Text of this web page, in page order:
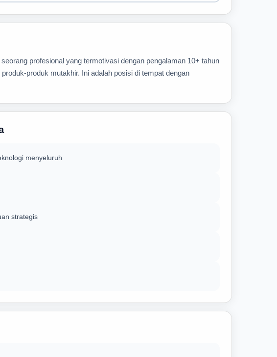
profesional yang termotivasi dengan pengalaman 10+ tahun
produk mutakhir. Ini adalah posisi di tempat dengan
menyeluruh
strategis